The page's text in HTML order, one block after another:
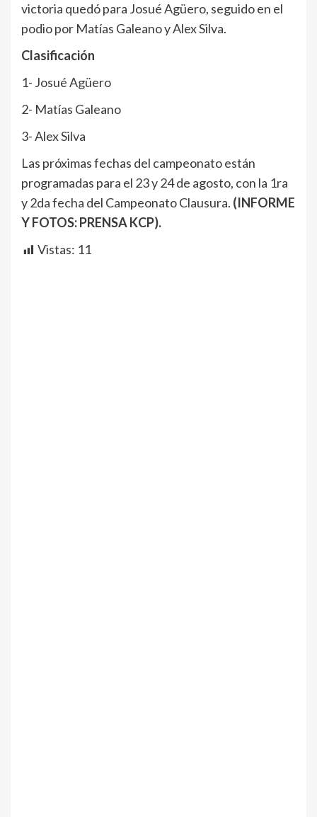
victoria quedó para Josué Agüero, seguido en el
podio por Matías Galeano y Alex Silva.
Clasificación
1- Josué Agüero
2- Matías Galeano
3- Alex Silva
Las próximas fechas del campeonato están
programadas para el 23 y 24 de agosto, con la 1ra
y 2da fecha del Campeonato Clausura. (INFORME
Y FOTOS: PRENSA KCP).
Vistas: 11